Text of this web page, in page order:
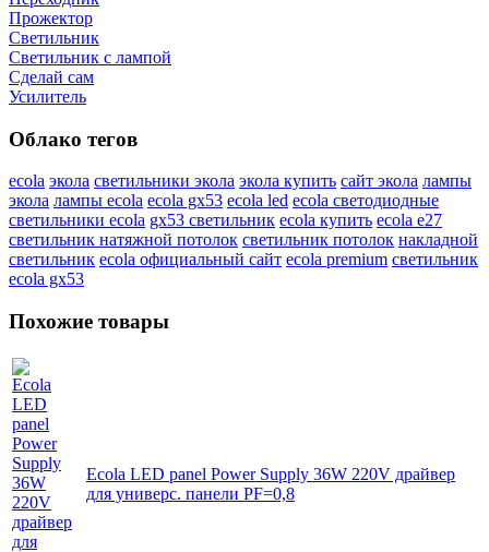
Прожектор
Светильник
Светильник c лампой
Сделай сам
Усилитель
Облако тегов
ecola экола светильники экола экола купить сайт экола лампы
экола лампы ecola ecola gx53 ecola led ecola светодиодные
светильники ecola gx53 светильник ecola купить ecola e27
светильник натяжной потолок светильник потолок накладной
светильник ecola официальный сайт ecola premium светильник
ecola gx53
Похожие товары
Ecola LED panel Power Supply 36W 220V драйвер
для универс. панели PF=0,8